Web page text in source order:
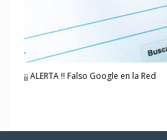
¡¡ ALERTA !! Falso Google en la Red